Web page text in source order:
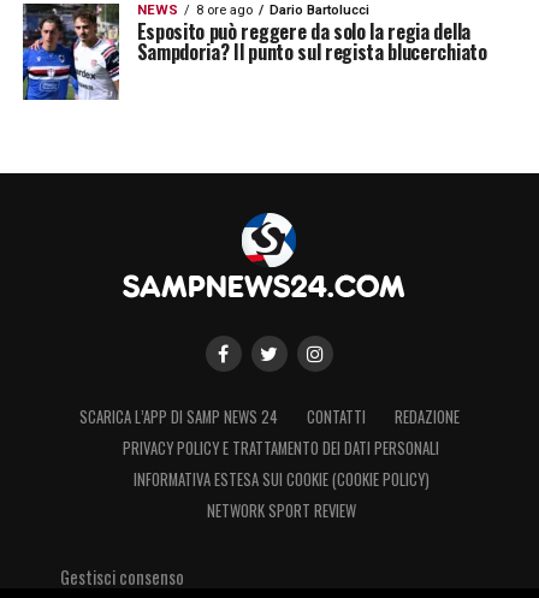
NEWS 8 ore ago Dario Bartolucci
Esposito può reggere da solo la regia della
Sampdoria? Il punto sul regista blucerchiato
SCARICA L’APP DI SAMP NEWS 24 CONTATTI
REDAZIONE
PRIVACY POLICY E TRATTAMENTO DEI DATI PERSONALI
INFORMATIVA ESTESA SUI COOKIE (COOKIE POLICY)
NETWORK SPORT REVIEW
Gestisci consenso